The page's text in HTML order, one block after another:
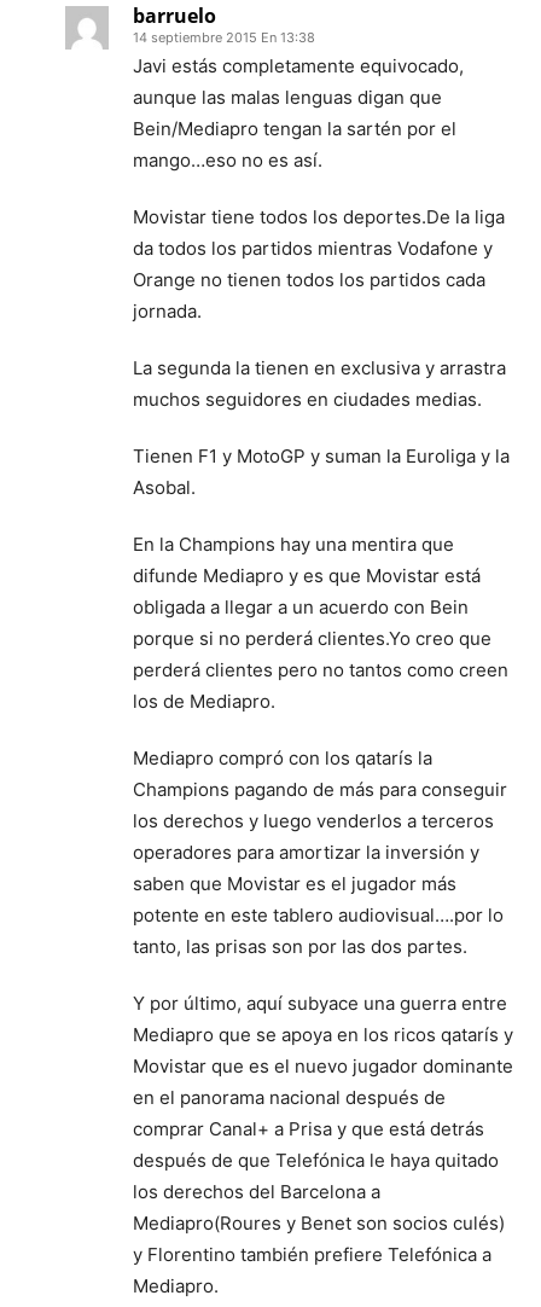
barruelo
14 septiembre 2015 En 13:38
Javi estás completamente equivocado,
aunque las malas lenguas digan que
Bein/Mediapro tengan la sartén por el
mango…eso no es así.
Movistar tiene todos los deportes.De la liga
da todos los partidos mientras Vodafone y
Orange no tienen todos los partidos cada
jornada.
La segunda la tienen en exclusiva y arrastra
muchos seguidores en ciudades medias.
Tienen F1 y MotoGP y suman la Euroliga y la
Asobal.
En la Champions hay una mentira que
difunde Mediapro y es que Movistar está
obligada a llegar a un acuerdo con Bein
porque si no perderá clientes.Yo creo que
perderá clientes pero no tantos como creen
los de Mediapro.
Mediapro compró con los qatarís la
Champions pagando de más para conseguir
los derechos y luego venderlos a terceros
operadores para amortizar la inversión y
saben que Movistar es el jugador más
potente en este tablero audiovisual….por lo
tanto, las prisas son por las dos partes.
Y por último, aquí subyace una guerra entre
Mediapro que se apoya en los ricos qatarís y
Movistar que es el nuevo jugador dominante
en el panorama nacional después de
comprar Canal+ a Prisa y que está detrás
después de que Telefónica le haya quitado
los derechos del Barcelona a
Mediapro(Roures y Benet son socios culés)
y Florentino también prefiere Telefónica a
Mediapro.